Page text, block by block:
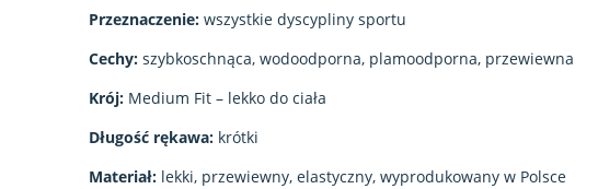
Przeznaczenie: wszystkie dyscypliny sportu
Cechy: szybkoschnąca, wodoodporna, plamoodporna, przewiewna
Krój: Medium Fit – lekko do ciała
Długość rękawa: krótki
Materiał: lekki, przewiewny, elastyczny, wyprodukowany w Polsce